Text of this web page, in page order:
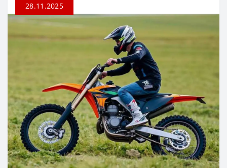
28.11.2025